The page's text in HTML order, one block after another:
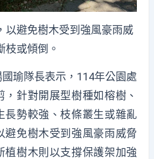
以避免樹木受到強風豪雨威
枝或傾倒。
瑜隊長表示，114年公園處
針對開展型樹種如榕樹、
長勢較強、枝條叢生或雜亂
避免樹木受到強風豪雨威脅
植樹木則以支撐保護架加強